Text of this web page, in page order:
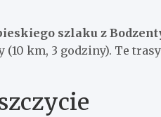
szlaku z
km, 3 godziny). Te